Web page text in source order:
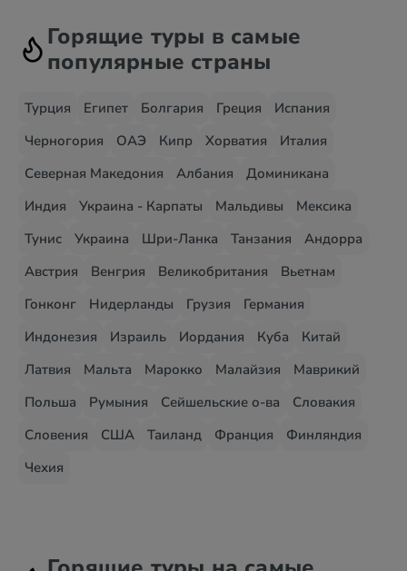
Горящие туры в самые
популярные страны
Турция Египет Болгария Греция
Испания
Черногория
ОАЭ Кипр Хорватия
Италия
Северная Македония
Албания
Доминикана
Индия
Украина - Карпаты Мальдивы
Мексика
Тунис
Украина Шри-Ланка Танзания
Андорра
Австрия
Венгрия Великобритания
Вьетнам
Гонконг
Нидерланды Грузия
Германия
Индонезия
Израиль Иордания Куба
Китай
Латвия
Мальта Марокко Малайзия
Маврикий
Польша
Румыния Сейшельские о-ва
Словакия
Словения
США Таиланд Франция
Финляндия
Чехия